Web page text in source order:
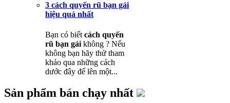
3 cách quyến rũ bạn gái
hiệu quả nhất
Bạn có biết cách quyến
rũ bạn gái không ? Nếu
không bạn hãy thử tham
khảo qua những cách
dước đây để lên một...
Sản phẩm bán chạy nhất